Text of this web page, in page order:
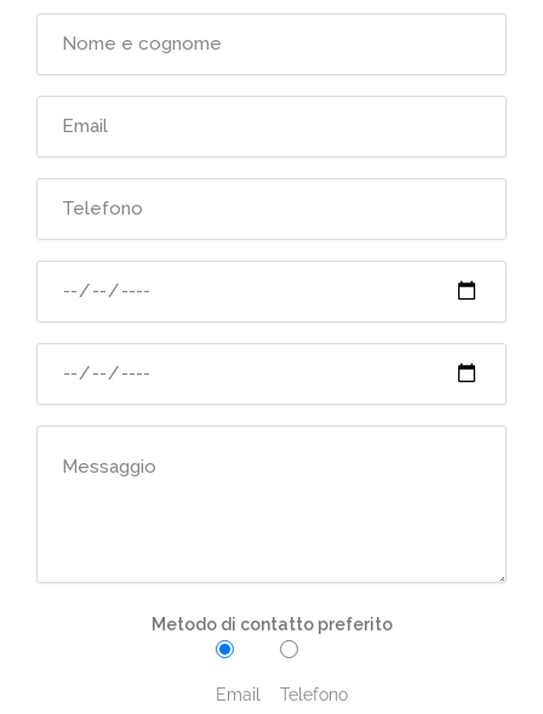
Metodo di contatto preferito
Email Telefono